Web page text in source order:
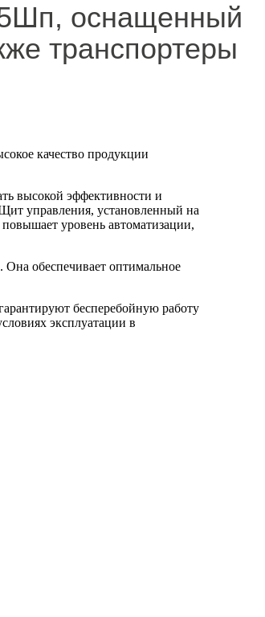
оснащенный
транспортеры
качество продукции
высокой эффективности и
управления, установленный на
уровень автоматизации,
обеспечивает оптимальное
бесперебойную работу
эксплуатации в